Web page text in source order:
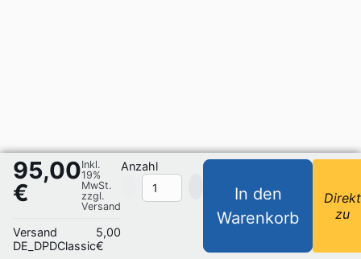
95,00
€
Inkl.
19%
MwSt.
zzgl.
Versand
Versand
DE_DPDClassic
5,00
€
Anzahl
In den
Warenkorb
Direkt
zu